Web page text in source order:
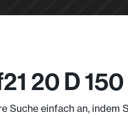
20 D
einfach an,